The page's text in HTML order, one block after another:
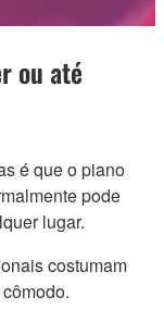
ou até
é que o piano
pode
lugar.
costumam